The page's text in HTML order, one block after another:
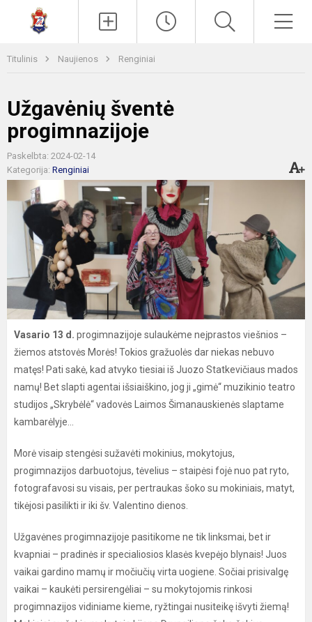
Titulinis Naujienos Renginiai
Užgavėnių šventė
progimnazijoje
Paskelbta: 2024-02-14
Kategorija: Renginiai
Vasario 13 d. progimnazijoje sulaukėme neįprastos viešnios –
žiemos atstovės Morės! Tokios gražuolės dar niekas nebuvo
matęs! Pati sakė, kad atvyko tiesiai iš Juozo Statkevičiaus mados
namų! Bet slapti agentai išsiaiškino, jog ji „gimė“ muzikinio teatro
studijos „Skrybėlė“ vadovės Laimos Šimanauskienės slaptame
kambarėlyje...
Morė visaip stengėsi sužavėti mokinius, mokytojus,
progimnazijos darbuotojus, tėvelius – staipėsi fojė nuo pat ryto,
fotografavosi su visais, per pertraukas šoko su mokiniais, matyt,
tikėjosi pasilikti ir iki šv. Valentino dienos.
Užgavėnes progimnazijoje pasitikome ne tik linksmai, bet ir
kvapniai – pradinės ir specialiosios klasės kvepėjo blynais! Juos
vaikai gardino mamų ir močiučių virta uogiene. Sočiai prisivalgę
vaikai – kaukėti persirengėliai – su mokytojomis rinkosi
progimnazijos vidiniame kieme, ryžtingai nusiteikę išvyti žiemą!